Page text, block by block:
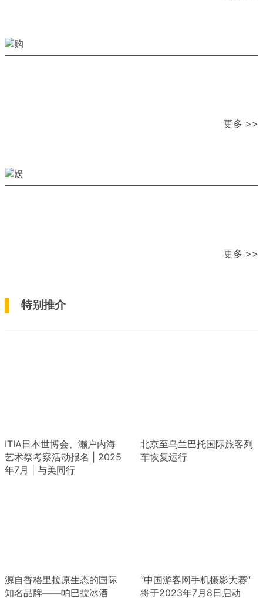
更多 >>
更多 >>
特别推介
ITIA日本世博会、濑户内海
艺术祭考察活动报名 | 2025
年7月 | 与美同行
北京至乌兰巴托国际旅客列
车恢复运行
源自香格里拉原生态的国际
知名品牌——帕巴拉冰酒
“中国游客网手机摄影大赛”
将于2023年7月8日启动